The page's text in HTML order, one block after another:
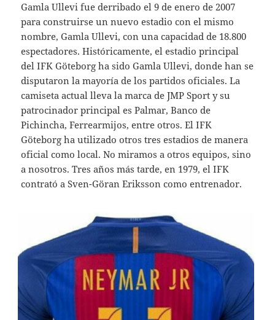
Gamla Ullevi fue derribado el 9 de enero de 2007
para construirse un nuevo estadio con el mismo
nombre, Gamla Ullevi, con una capacidad de 18.800
espectadores. Históricamente, el estadio principal
del IFK Göteborg ha sido Gamla Ullevi, donde han se
disputaron la mayoría de los partidos oficiales. La
camiseta actual lleva la marca de JMP Sport y su
patrocinador principal es Palmar, Banco de
Pichincha, Ferrearmijos, entre otros. El IFK
Göteborg ha utilizado otros tres estadios de manera
oficial como local. No miramos a otros equipos, sino
a nosotros. Tres años más tarde, en 1979, el IFK
contrató a Sven-Göran Eriksson como entrenador.